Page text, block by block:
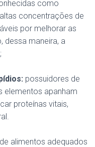
como
concentrações de
por melhorar as
dessa maneira, a
possuidores de
elementos apanham
proteínas vitais,
alimentos adequados